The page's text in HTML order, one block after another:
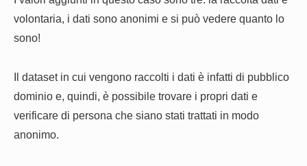
volontaria, i dati sono anonimi e si può vedere quanto lo
sono!
Il dataset in cui vengono raccolti i dati è infatti di pubblico
dominio e, quindi, è possibile trovare i propri dati e
verificare di persona che siano stati trattati in modo
anonimo.